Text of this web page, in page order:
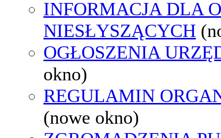
INFORMACJA DLA
NIESŁYSZĄCYCH
OGŁOSZENIA
okno)
REGULAMIN
(nowe okno)